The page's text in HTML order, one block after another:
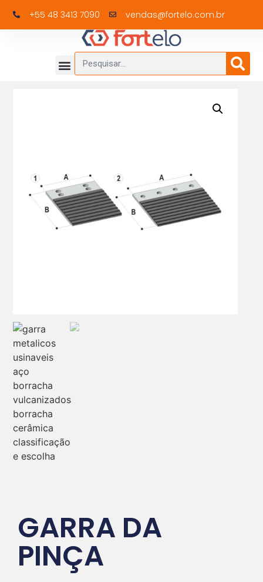
+55 48 3413 7090 vendas@fortelo.com.br
GARRA DA
PINÇA